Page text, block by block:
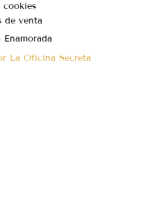
de venta
La Oficina Secreta